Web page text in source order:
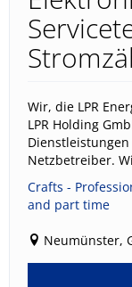
Wir, die LPR
LPR Holding
Netzbetreiber.
Crafts -
and part time
Neumünster,